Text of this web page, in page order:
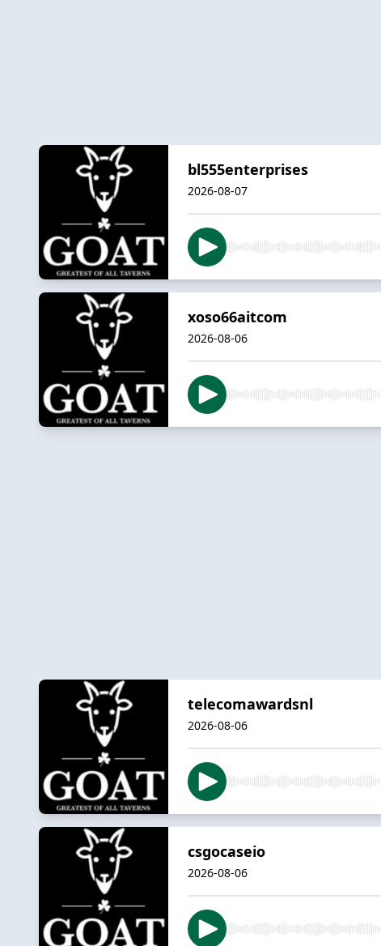
bl555enterprises
2026-08-07
xoso66aitcom
2026-08-06
telecomawardsnl
2026-08-06
csgocaseio
2026-08-06